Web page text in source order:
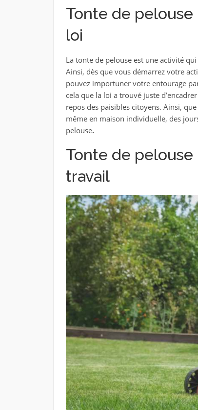
Tonte de
loi
La tonte de pelouse est une activité qui
Ainsi, dès que vous démarrez votre
pouvez importuner votre entourage
cela que la loi a trouvé juste
repos des paisibles citoyens. Ainsi,
même en maison individuelle, des
pelouse.
Tonte de
travail